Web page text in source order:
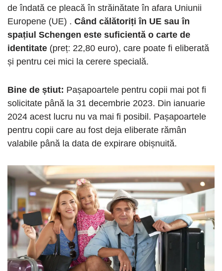
de îndată ce pleacă în străinătate în afara Uniunii
Europene (UE) . Când călătoriți în UE sau în
spațiul Schengen este suficientă o carte de
identitate (preț: 22,80 euro), care poate fi eliberată
și pentru cei mici la cerere specială.
Bine de știut: Pașapoartele pentru copii mai pot fi
solicitate până la 31 decembrie 2023. Din ianuarie
2024 acest lucru nu va mai fi posibil. Pașapoartele
pentru copii care au fost deja eliberate rămân
valabile până la data de expirare obișnuită.